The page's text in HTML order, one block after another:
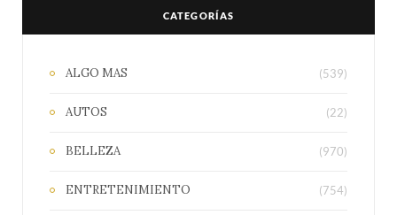
CATEGORÍAS
ALGO MAS (539)
AUTOS (22)
BELLEZA (970)
ENTRETENIMIENTO (754)